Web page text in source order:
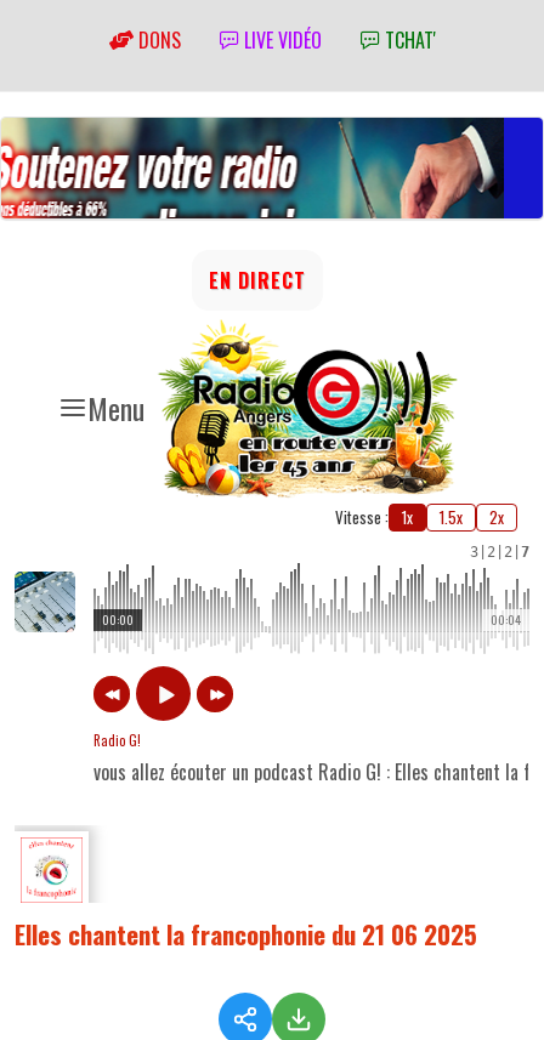
DONS LIVE VIDÉO TCHAT'
Menu
EN DIRECT
Vitesse : 1x 1.5x 2x
3 2 2 7
00:04
00:00
Radio G!
vous allez écouter un podcast Radio G! : Elles chantent la
Elles chantent la francophonie du 21 06 2025